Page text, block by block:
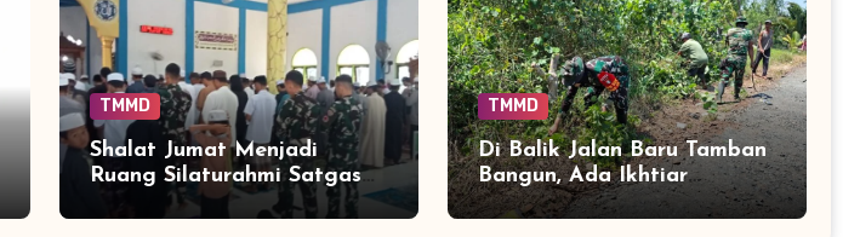
TMMD
Shalat Jumat Menjadi
Ruang Silaturahmi Satgas
TMMD dengan Warga
TMMD
Di Balik Jalan Baru Tamban
Bangun, Ada Ikhtiar
Menjaga Aliran Sungai